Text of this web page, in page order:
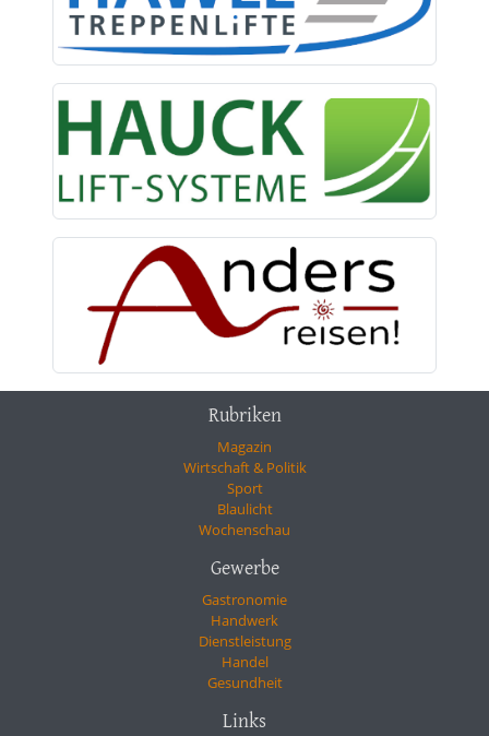
Rubriken
Magazin
Wirtschaft & Politik
Sport
Blaulicht
Wochenschau
Gewerbe
Gastronomie
Handwerk
Dienstleistung
Handel
Gesundheit
Links